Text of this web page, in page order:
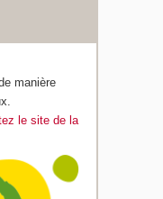
manière
le site de la